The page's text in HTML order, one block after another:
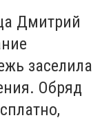
Дмитрий
заселила
Обряд